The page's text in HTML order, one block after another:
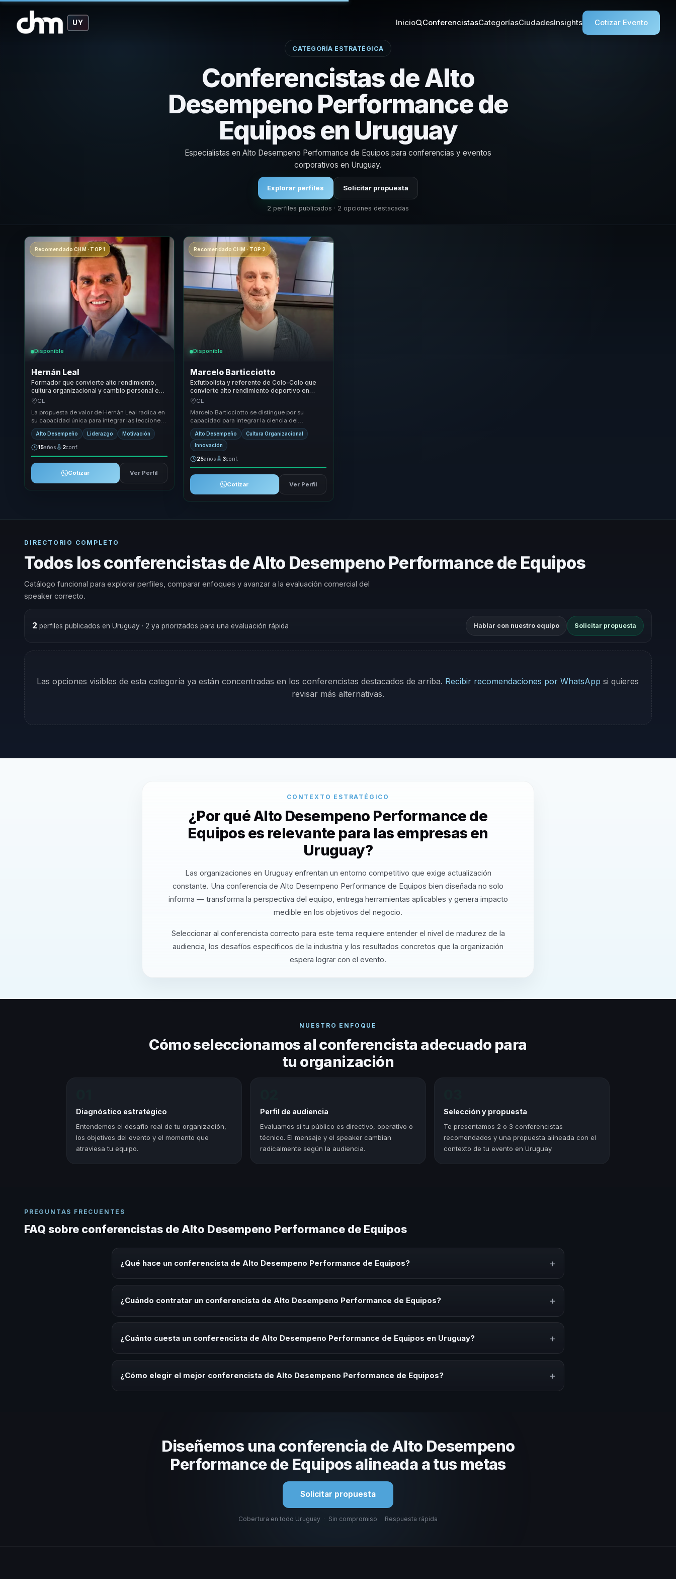
UY Inicio ConferencistasCategoríasCiudadesInsights Cotizar Evento
CATEGORÍA ESTRATÉGICA
Conferencistas de Alto
Desempeno Performance de
Equipos en Uruguay
Especialistas en Alto Desempeno Performance de Equipos para conferencias y eventos
corporativos en Uruguay.
Explorar perfiles Solicitar propuesta
2 perfiles publicados · 2 opciones destacadas
Recomendado CHM · TOP 1
Disponible
Hernán Leal
Formador que convierte alto rendimiento,
cultura organizacional y cambio personal en
foco sostenido para lideres y equipos.
CL
La propuesta de valor de Hernán Leal radica en
su capacidad única para integrar las lecciones
aprendidas del montañismo y el liderazgo em...
Alto Desempeño Liderazgo Motivación
15años 2conf.
Cotizar Ver Perfil
Recomendado CHM · TOP 2
Disponible
Marcelo Barticciotto
Exfutbolista y referente de Colo-Colo que
convierte alto rendimiento deportivo en
disciplina, resiliencia y rendimiento para
CL
Marcelo Barticciotto se distingue por su
capacidad para integrar la ciencia del
comportamiento con la práctica deportiva,
ofreciendo un e...
Alto Desempeño Cultura Organizacional
Innovación
25años 3conf.
Cotizar Ver Perfil
DIRECTORIO COMPLETO
Todos los conferencistas de Alto Desempeno Performance de Equipos
Catálogo funcional para explorar perfiles, comparar enfoques y avanzar a la evaluación comercial del
speaker correcto.
2 perfiles publicados en Uruguay · 2 ya priorizados para una evaluación rápida Hablar con nuestro equipo Solicitar propuesta
Las opciones visibles de esta categoría ya están concentradas en los conferencistas destacados de arriba. Recibir recomendaciones por WhatsApp si quieres
revisar más alternativas.
CONTEXTO ESTRATÉGICO
¿Por qué Alto Desempeno Performance de
Equipos es relevante para las empresas en
Uruguay?
Las organizaciones en Uruguay enfrentan un entorno competitivo que exige actualización
constante. Una conferencia de Alto Desempeno Performance de Equipos bien diseñada no solo
informa — transforma la perspectiva del equipo, entrega herramientas aplicables y genera impacto
medible en los objetivos del negocio.
Seleccionar al conferencista correcto para este tema requiere entender el nivel de madurez de la
audiencia, los desafíos específicos de la industria y los resultados concretos que la organización
espera lograr con el evento.
NUESTRO ENFOQUE
Cómo seleccionamos al conferencista adecuado para
tu organización
Diagnóstico estratégico
Entendemos el desafío real de tu organización,
los objetivos del evento y el momento que
atraviesa tu equipo.
Perfil de audiencia
Evaluamos si tu público es directivo, operativo o
técnico. El mensaje y el speaker cambian
radicalmente según la audiencia.
Selección y propuesta
Te presentamos 2 o 3 conferencistas
recomendados y una propuesta alineada con el
contexto de tu evento en Uruguay.
PREGUNTAS FRECUENTES
FAQ sobre conferencistas de Alto Desempeno Performance de Equipos
¿Qué hace un conferencista de Alto Desempeno Performance de Equipos? +
aplicables para la audiencia.
¿Cuándo contratar un conferencista de Alto Desempeno Performance de Equipos? +
¿Cuánto cuesta un conferencista de Alto Desempeno Performance de Equipos en Uruguay? +
¿Cómo elegir el mejor conferencista de Alto Desempeno Performance de Equipos? +
Diseñemos una conferencia de Alto Desempeno
Performance de Equipos alineada a tus metas
Solicitar propuesta
Cobertura en todo Uruguay · Sin compromiso · Respuesta rápida